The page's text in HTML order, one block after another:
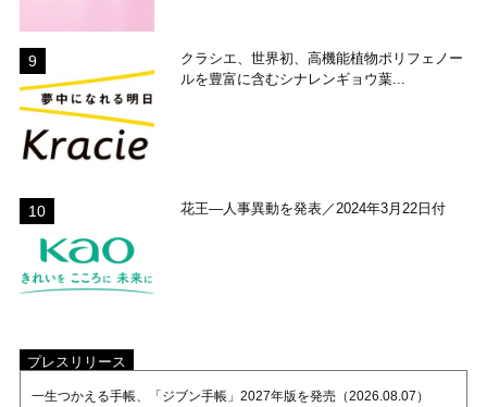
クラシエ、世界初、高機能植物ポリフェノー
ルを豊富に含むシナレンギョウ葉...
花王―人事異動を発表／2024年3月22日付
プレスリリース
一生つかえる手帳、「ジブン手帳」2027年版を発売（2026.08.07）